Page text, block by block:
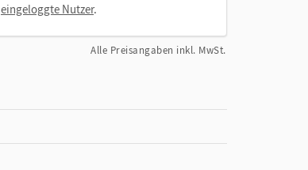
eingeloggte Nutzer.
Alle Preisangaben inkl. MwSt.